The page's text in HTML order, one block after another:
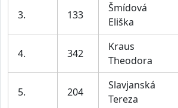
3. 133
Šmídová
Eliška
4. 342
Kraus
Theodora
5. 204
Slavjanská
Tereza